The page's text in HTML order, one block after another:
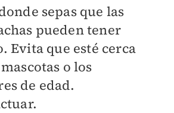
sepas que las
pueden tener
Evita que esté cerca
o los
de edad.